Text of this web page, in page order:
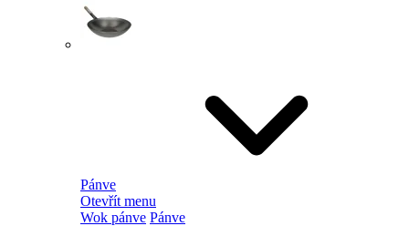
Pánve
Otevřít menu
Wok pánve Pánve